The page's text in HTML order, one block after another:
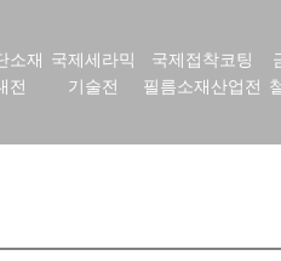
소재
전
국제세라믹
기술전
국제접착코팅
필름소재산업전